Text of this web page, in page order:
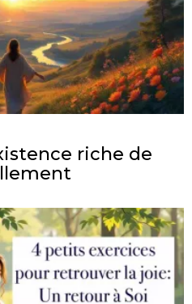
riche de